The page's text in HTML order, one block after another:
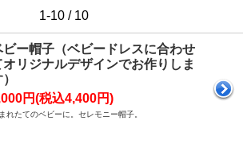
1-10 / 10
ビー帽子（ベビードレスに合わせ
オリジナルデザインでお作りしま
円(税込4,400円)
れたてのベビーに。セレモニー帽子。